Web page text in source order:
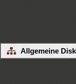
Allgemeine